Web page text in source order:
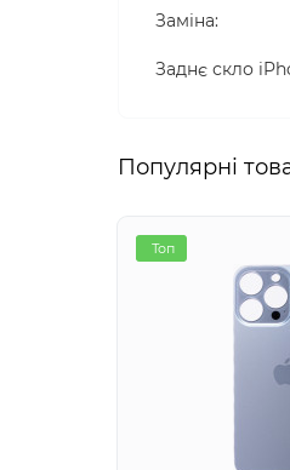
Заміна:
Заднє скло
Популярні
Топ